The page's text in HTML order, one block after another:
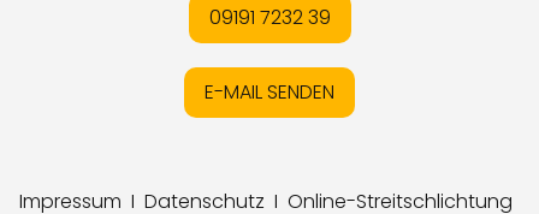
09191 7232 39
E-MAIL SENDEN
Impressum I Datenschutz I Online-Streitschlichtung